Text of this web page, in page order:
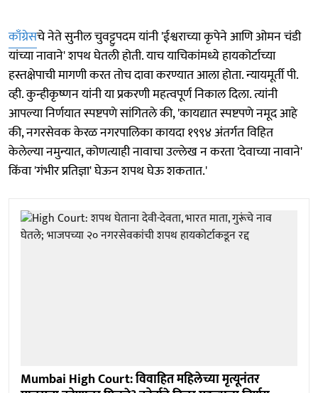
काँग्रेसचे नेते सुनील चुवट्टुपदम यांनी 'ईश्वराच्या कृपेने आणि ओमन चंडी
यांच्या नावाने' शपथ घेतली होती. याच याचिकांमध्ये हायकोर्टाच्या
हस्तक्षेपाची मागणी करत तोच दावा करण्यात आला होता. न्यायमूर्ती पी.
व्ही. कुन्हीकृष्णन यांनी या प्रकरणी महत्वपूर्ण निकाल दिला. त्यांनी
आपल्या निर्णयात स्पष्टपणे सांगितले की, 'कायद्यात स्पष्टपणे नमूद आहे
की, नगरसेवक केरळ नगरपालिका कायदा १९९४ अंतर्गत विहित
केलेल्या नमुन्यात, कोणत्याही नावाचा उल्लेख न करता 'देवाच्या नावाने'
किंवा 'गंभीर प्रतिज्ञा' घेऊन शपथ घेऊ शकतात.'
Mumbai High Court: विवाहित महिलेच्या मृत्यूनंतर